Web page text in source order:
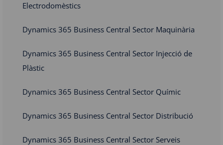
Electrodomèstics
Dynamics 365 Business Central Sector Maquinària
Dynamics 365 Business Central Sector Injecció de
Plàstic
Dynamics 365 Business Central Sector Químic
Dynamics 365 Business Central Sector Distribució
Dynamics 365 Business Central Sector Serveis